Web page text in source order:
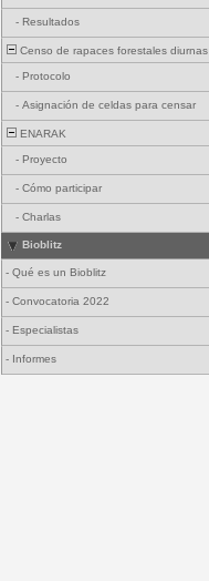
- Resultados
Censo de rapaces forestales diurnas
- Protocolo
- Asignación de celdas para censar
ENARAK
- Proyecto
- Cómo participar
- Charlas
Bioblitz
- Qué es un Bioblitz
- Convocatoria 2022
- Especialistas
- Informes